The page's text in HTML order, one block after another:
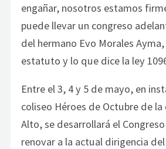
engañar, nosotros estamos
puede llevar un congreso
del hermano Evo Morales
estatuto y lo que dice la ley
Entre el 3, 4 y 5 de mayo, en
coliseo Héroes de Octubre de
Alto, se desarrollará el
renovar a la actual dirigencia